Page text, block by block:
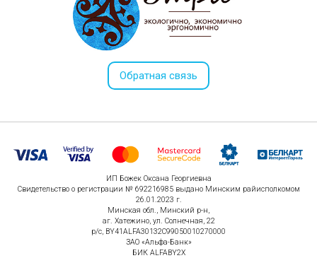
Обратная связь
ИП Божек Оксана Георгиевна
Свидетельство о регистрации № 692216985 выдано Минским райисполкомом
26.01.2023 г.
Минская обл., Минский р-н,
аг. Хатежино, ул. Солнечная, 22
р/с, BY41ALFA30132C99050010270000
ЗАО «Альфа-Банк»
БИК ALFABY2X